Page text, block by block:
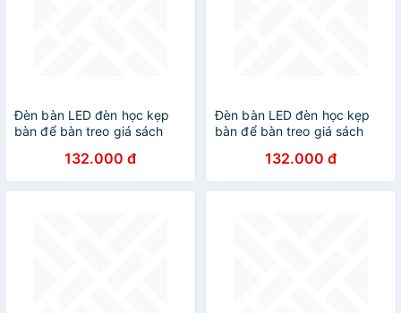
Đèn bàn LED đèn học kẹp
bàn để bàn treo giá sách
bảo vệ mắt tiết kiệm điện
chống ánh sáng xanh -
Hàng chính hãng
132.000 đ
Đèn bàn LED đèn học kẹp
bàn để bàn treo giá sách
bảo vệ mắt tiết kiệm điện
chống ánh sáng xanh -
Hàng chính hãng
132.000 đ